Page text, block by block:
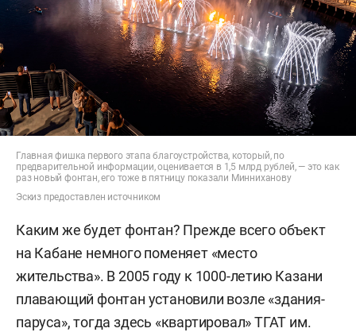
Главная фишка первого этапа благоустройства, который, по
предварительной информации, оценивается в 1,5 млрд рублей, — это как
раз новый фонтан, его тоже в пятницу показали Минниханову
Эскиз предоставлен источником
Каким же будет фонтан? Прежде всего объект
на Кабане немного поменяет «место
жительства». В 2005 году к 1000-летию Казани
плавающий фонтан установили возле «здания-
паруса», тогда здесь «квартировал» ТГАТ им.